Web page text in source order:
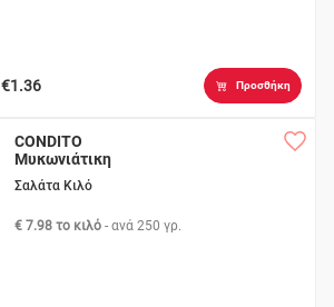
€1.36 Προσθήκη
CONDITO
Μυκωνιάτικη
Κοπανιστή
Σαλάτα Κιλό
€ 7.98 το κιλό - ανά250 γρ.